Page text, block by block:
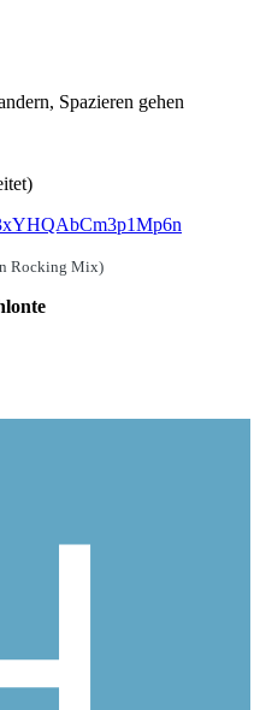
Spazieren gehen
Rocking Mix)